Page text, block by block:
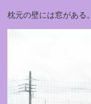
枕元の壁には窓がある。